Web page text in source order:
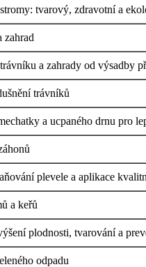
tvarový, zdravotní a
zahrad
a zahrady od výsadby
trávníků
a ucpaného drnu pro
plevele a aplikace
a keřů
plodnosti, tvarování a
odpadu